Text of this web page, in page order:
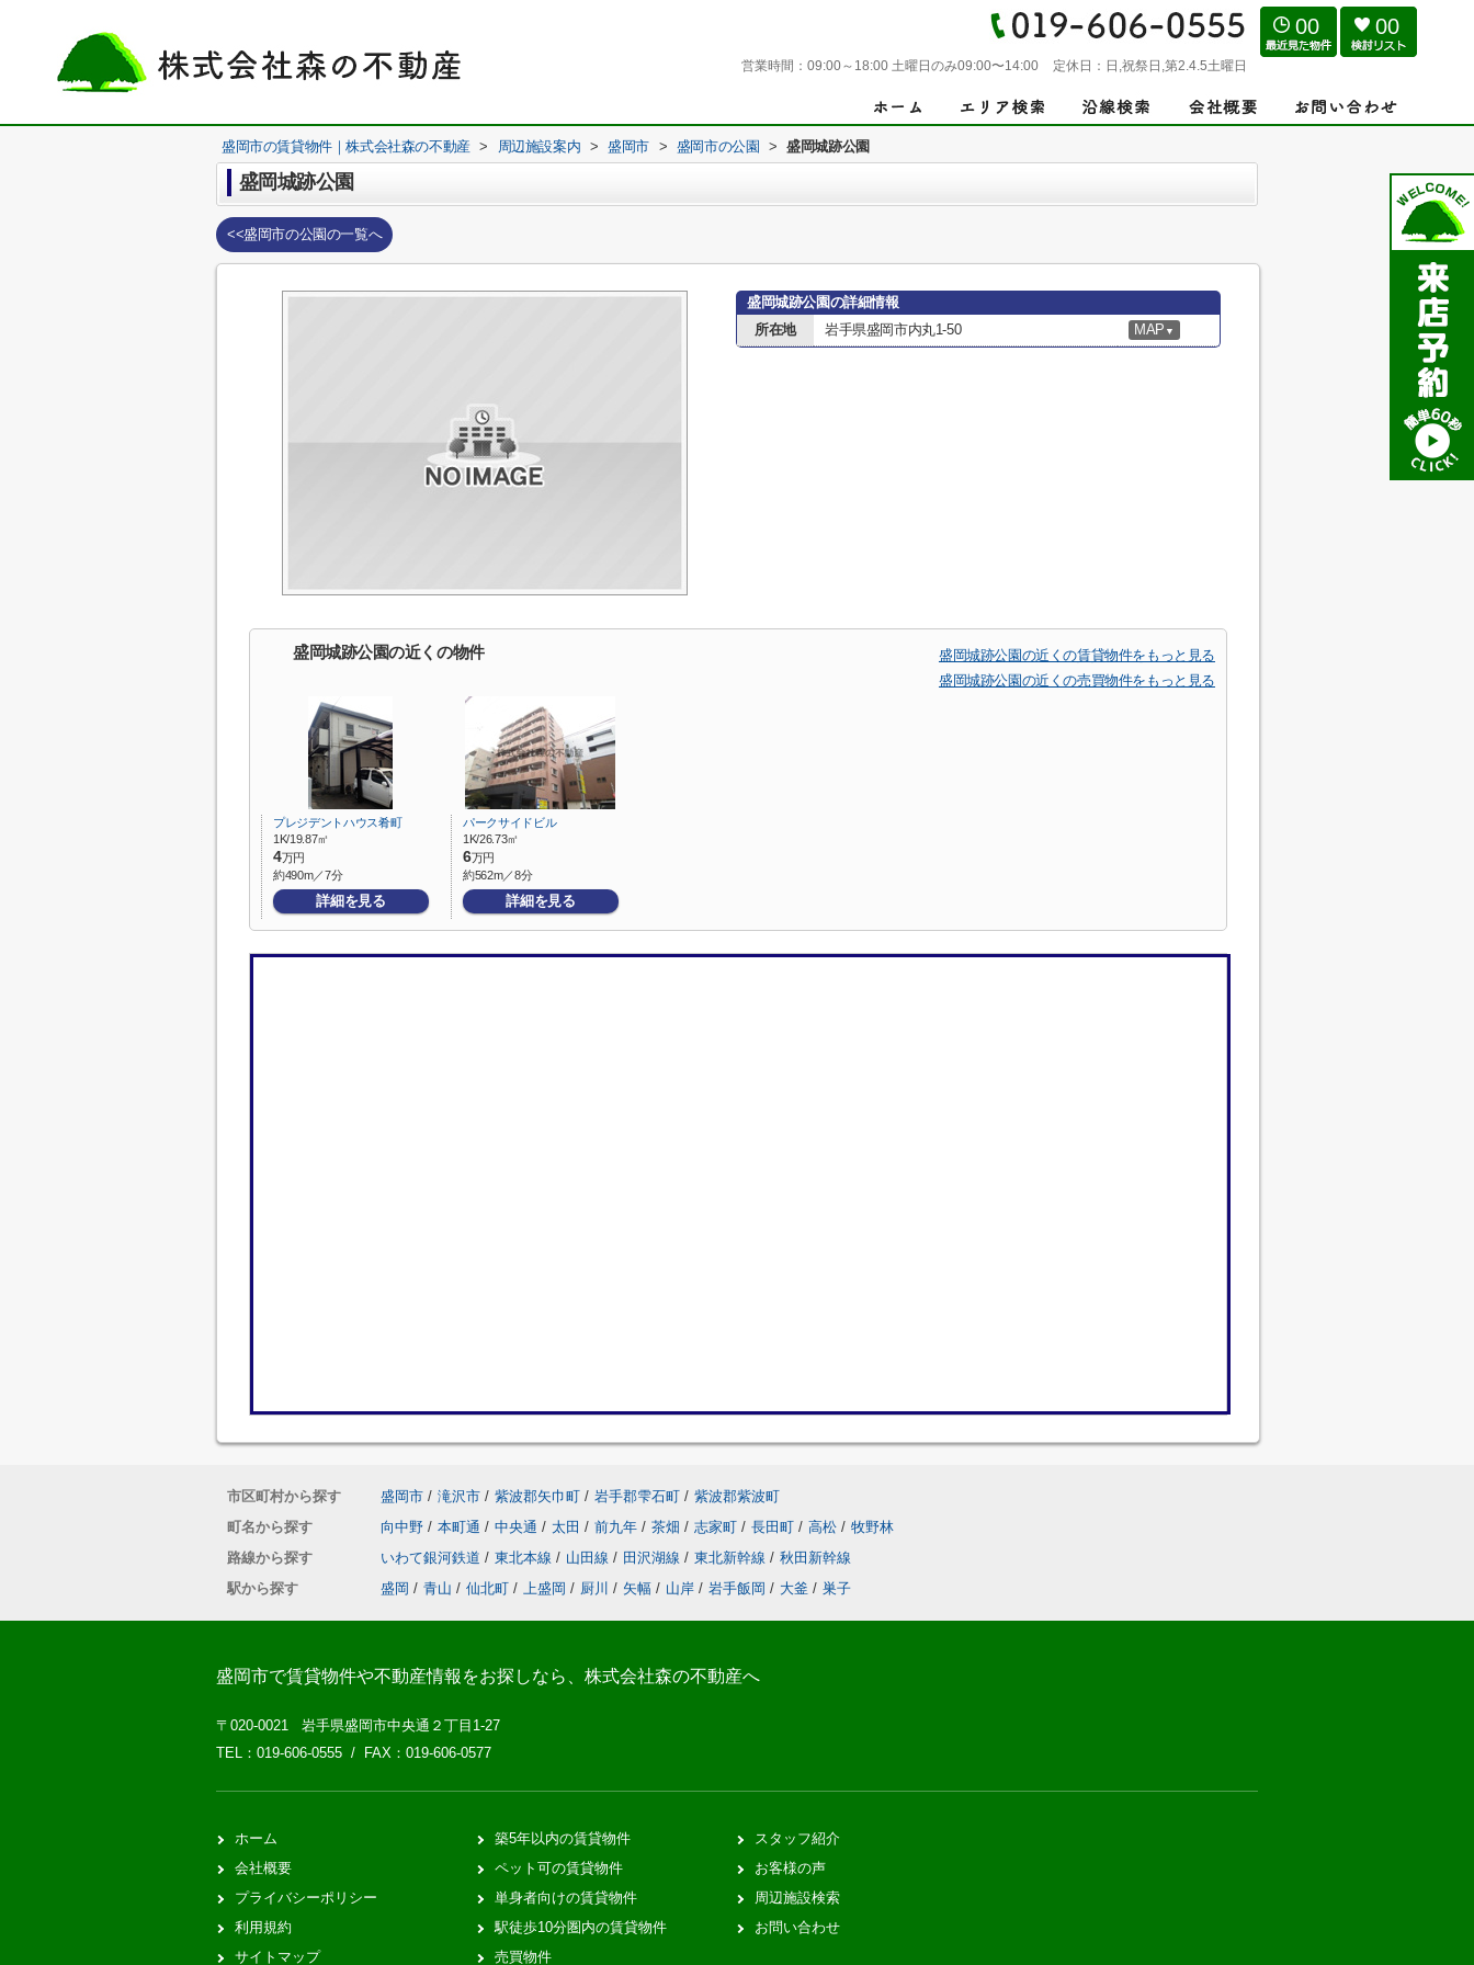
営業時間： 09:00～18:00 土曜日のみ09:00〜14:00 定休日： 日,祝祭日,第2.4.5土曜日
00 00
盛岡市の賃貸物件｜株式会社森の不動産 > 周辺施設案内 > 盛岡市 > 盛岡市の公園 > 盛岡城跡公園
盛岡城跡公園
<<盛岡市の公園の一覧へ
盛岡城跡公園の詳細情報
所在地
岩手県盛岡市内丸1-50 MAP ▼
盛岡城跡公園の近くの物件
盛岡城跡公園の近くの賃貸物件をもっと見る
盛岡城跡公園の近くの売買物件をもっと見る
プレジデントハウス肴町
1K/19.87㎡
4万円
約490m／7分
詳細を見る
パークサイドビル
1K/26.73㎡
6万円
約562m／8分
詳細を見る
市区町村から探す 盛岡市 / 滝沢市 / 紫波郡矢巾町 / 岩手郡雫石町 / 紫波郡紫波町
町名から探す
向中野 / 本町通 / 中央通 / 太田 / 前九年 / 茶畑 / 志家町 / 長田町 / 高松 / 牧野林
路線から探す
いわて銀河鉄道 / 東北本線 / 山田線 / 田沢湖線 / 東北新幹線 / 秋田新幹線
駅から探す
盛岡 / 青山 / 仙北町 / 上盛岡 / 厨川 / 矢幅 / 山岸 / 岩手飯岡 / 大釜 / 巣子
盛岡市で賃貸物件や不動産情報をお探しなら、株式会社森の不動産へ
〒020-0021 岩手県盛岡市中央通２丁目1-27
TEL：019-606-0555 / FAX：019-606-0577
ホーム
会社概要
プライバシーポリシー
利用規約
サイトマップ
築5年以内の賃貸物件
ペット可の賃貸物件
単身者向けの賃貸物件
駅徒歩10分圏内の賃貸物件
売買物件
スタッフ紹介
お客様の声
周辺施設検索
お問い合わせ